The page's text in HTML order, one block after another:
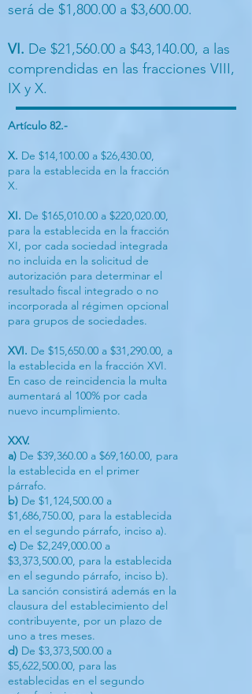
será de $1,800.00 a $3,600.00.
VI. De $21,560.00 a $43,140.00, a las
comprendidas en las fracciones VIII,
IX y X.
Artículo 82.-
X. De $14,100.00 a $26,430.00,
para la establecida en la fracción
X.
XI. De $165,010.00 a $220,020.00,
para la establecida en la fracción
XI, por cada sociedad integrada
no incluida en la solicitud de
autorización para determinar el
resultado fiscal integrado o no
incorporada al régimen opcional
para grupos de sociedades.
XVI. De $15,650.00 a $31,290.00, a
la establecida en la fracción XVI.
En caso de reincidencia la multa
aumentará al 100% por cada
nuevo incumplimiento.
XXV.
a) De $39,360.00 a $69,160.00, para
la establecida en el primer
párrafo.
b) De $1,124,500.00 a
$1,686,750.00, para la establecida
en el segundo párrafo, inciso a).
c) De $2,249,000.00 a
$3,373,500.00, para la establecida
en el segundo párrafo, inciso b).
La sanción consistirá además en la
clausura del establecimiento del
contribuyente, por un plazo de
uno a tres meses.
d) De $3,373,500.00 a
$5,622,500.00, para las
establecidas en el segundo